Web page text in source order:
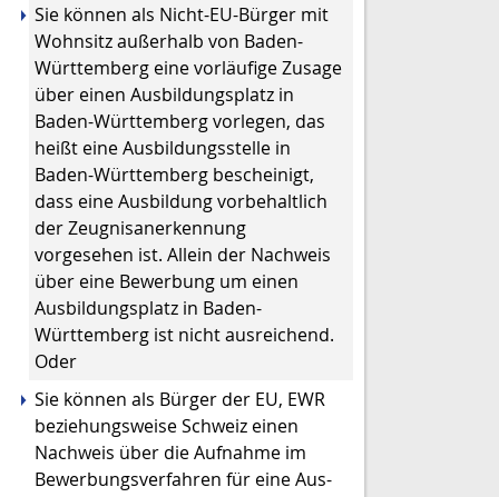
Sie können als Nicht-EU-Bürger mit
Wohnsitz außerhalb von Baden-
Württemberg eine vorläufige Zusage
über einen Ausbildungsplatz in
Baden-Württemberg vorlegen, das
heißt eine Ausbildungsstelle in
Baden-Württemberg bescheinigt,
dass eine Ausbildung vorbehaltlich
der Zeugnisanerkennung
vorgesehen ist. Allein der Nachweis
über eine Bewerbung um einen
Ausbildungsplatz in Baden-
Württemberg ist nicht ausreichend.
Oder
Sie können als Bürger der EU, EWR
beziehungsweise Schweiz einen
Nachweis über die Aufnahme im
Bewerbungsverfahren für eine Aus-